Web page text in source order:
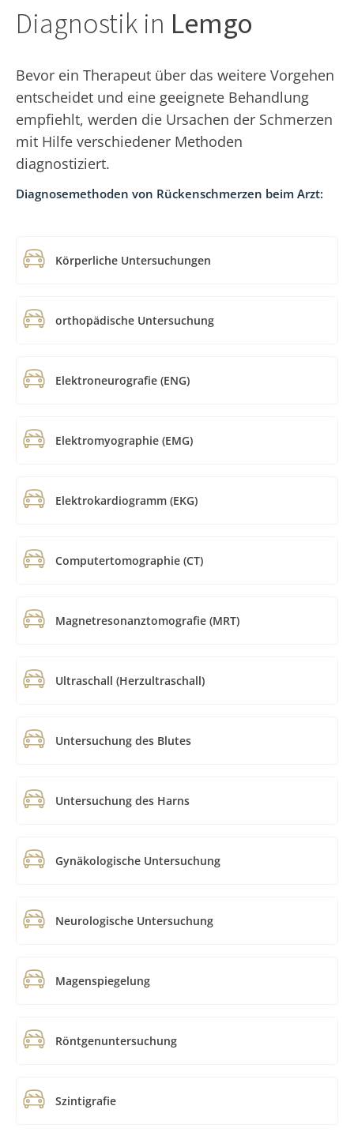
Diagnostik in Lemgo
Bevor ein Therapeut über das weitere Vorgehen
entscheidet und eine geeignete Behandlung
empfiehlt, werden die Ursachen der Schmerzen
mit Hilfe verschiedener Methoden
diagnostiziert.
Diagnosemethoden von Rückenschmerzen beim Arzt:
Körperliche Untersuchungen
orthopädische Untersuchung
Elektroneurografie (ENG)
Elektromyographie (EMG)
Elektrokardiogramm (EKG)
Computertomographie (CT)
Magnetresonanztomografie (MRT)
Ultraschall (Herzultraschall)
Untersuchung des Blutes
Untersuchung des Harns
Gynäkologische Untersuchung
Neurologische Untersuchung
Magenspiegelung
Röntgenuntersuchung
Szintigrafie